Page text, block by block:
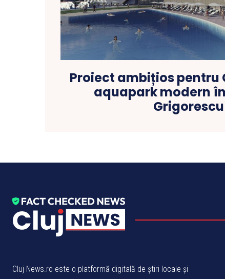
Proiect ambițios pentru
aquapark modern
Grigorescu
Cluj-News.ro este o platformă digitală de știri locale și